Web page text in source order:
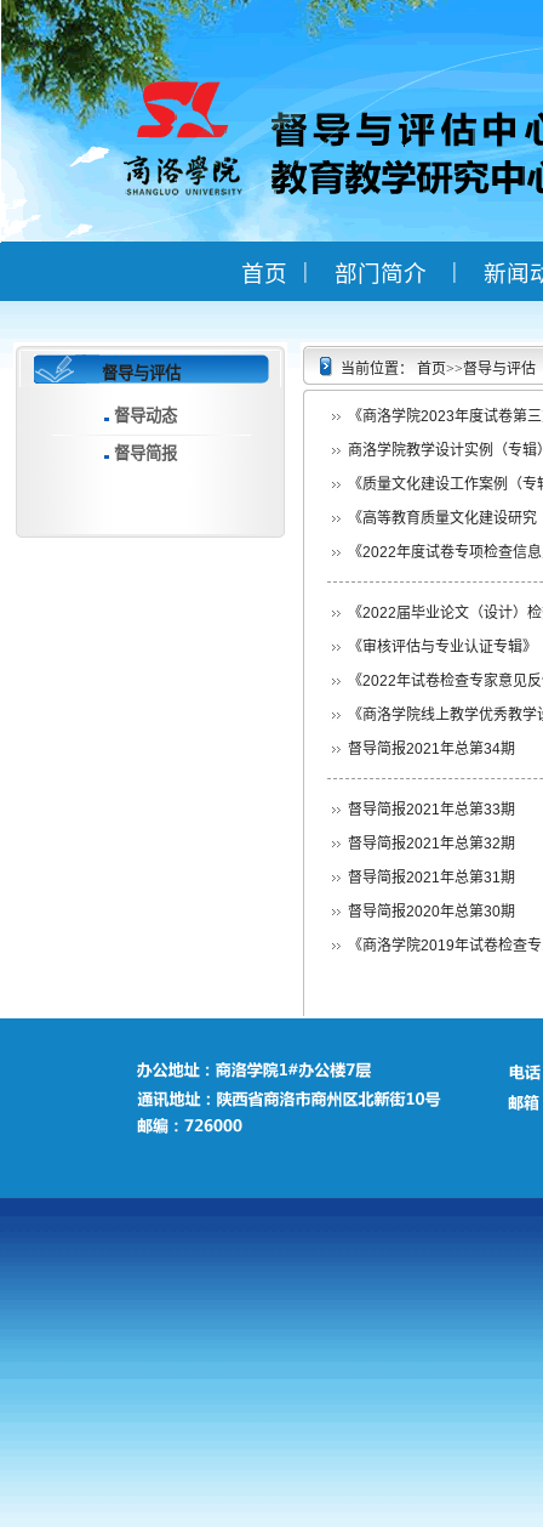
首页 | 部门简介 | 新闻
督导与评估
督导动态
督导简报
当前位置： 首页>>督导与评估
《商洛学院2023年度试卷第
商洛学院教学设计实例（专
《质量文化建设工作案例（
《高等教育质量文化建设研
《2022年度试卷专项检查信
《2022届毕业论文（设计）
《审核评估与专业认证专辑
《2022年试卷检查专家意见
《商洛学院线上教学优秀教
督导简报2021年总第34期
督导简报2021年总第33期
督导简报2021年总第32期
督导简报2021年总第31期
督导简报2020年总第30期
《商洛学院2019年试卷检查